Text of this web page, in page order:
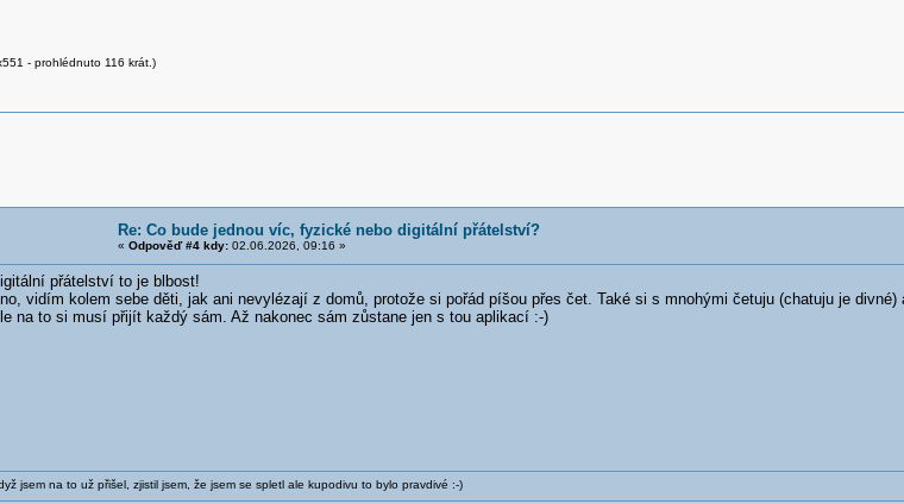
- prohlédnuto 116 krát.)
Re: Co bude jednou víc, fyzické nebo digitální přátelství?
« Odpověď #4 kdy: 02.06.2026, 09:16 »
přátelství to je blbost!
vidím kolem sebe děti, jak ani nevylézají z domů, protože si pořád píšou přes čet. Také si s mnohými četuju (chatuju je
na to si musí přijít každý sám. Až nakonec sám zůstane jen s tou aplikací :-)
jsem na to už přišel, zjistil jsem, že jsem se spletl ale kupodivu to bylo pravdivé :-)